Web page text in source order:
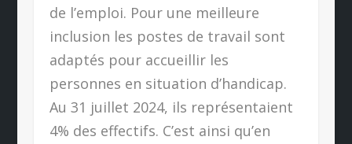
de l’emploi. Pour une meilleure
inclusion les postes de travail sont
adaptés pour accueillir les
personnes en situation d’handicap.
Au 31 juillet 2024, ils représentaient
4% des effectifs. C’est ainsi qu’en